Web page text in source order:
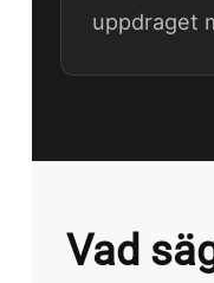
uppdraget
Vad